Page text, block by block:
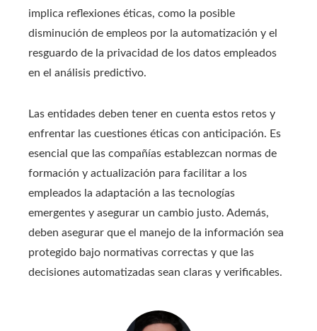
implica reflexiones éticas, como la posible
disminución de empleos por la automatización y el
resguardo de la privacidad de los datos empleados
en el análisis predictivo.
Las entidades deben tener en cuenta estos retos y
enfrentar las cuestiones éticas con anticipación. Es
esencial que las compañías establezcan normas de
formación y actualización para facilitar a los
empleados la adaptación a las tecnologías
emergentes y asegurar un cambio justo. Además,
deben asegurar que el manejo de la información sea
protegido bajo normativas correctas y que las
decisiones automatizadas sean claras y verificables.